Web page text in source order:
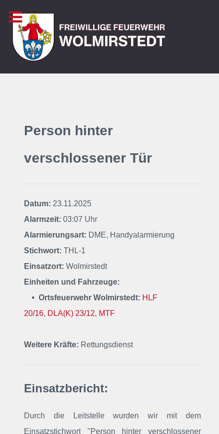
Person hinter
verschlossener Tür
Datum: 23.11.2025
Alarmzeit: 03:07 Uhr
Alarmierungsart: DME, Handyalarmierung
Stichwort: THL-1
Einsatzort: Wolmirstedt
Einheiten und Fahrzeuge:
• Ortsfeuerwehr Wolmirstedt: HLF
20/16, DLA(K) 23/12, MTF
Weitere Kräfte: Rettungsdienst
Einsatzbericht:
Durch die Leitstelle wurden wir mit dem
Einsatzstichwort "Person hinter verschlossener